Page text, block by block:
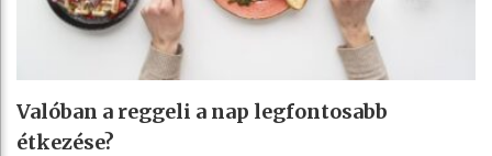
Valóban a reggeli a nap legfontosabb
étkezése?